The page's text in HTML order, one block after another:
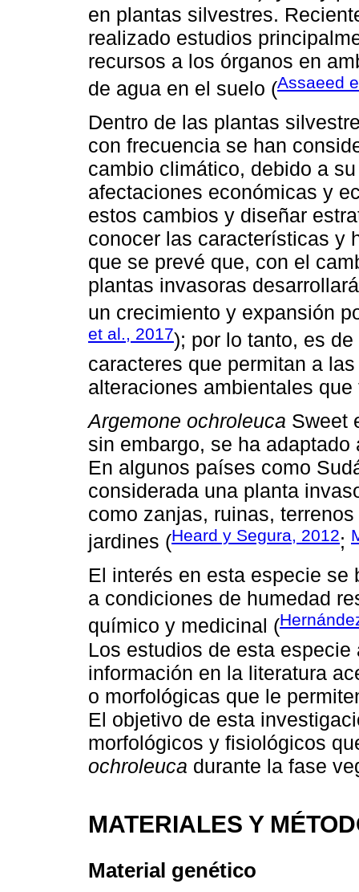
en plantas silvestres.
realizado estudios
recursos a los órganos en
de agua en el suelo (Assaeed
Dentro de las plantas
con frecuencia se han
cambio climático, debido a
afectaciones económicas y
estos cambios y diseñar
conocer las características y
que se prevé que, con el
plantas invasoras
un crecimiento y expansión
et al., 2017); por lo tanto, es
caracteres que permitan a
alteraciones ambientales
Argemone ochroleuca Sweet
sin embargo, se ha
En algunos países como
considerada una planta
como zanjas, ruinas,
jardines (Heard y Segura, 2012;
El interés en esta especie
a condiciones de humedad
químico y medicinal (
Los estudios de esta
información en la literatura
o morfológicas que le
El objetivo de esta
morfológicos y fisiológicos
ochroleuca durante la fase
MATERIALES Y
Material genético